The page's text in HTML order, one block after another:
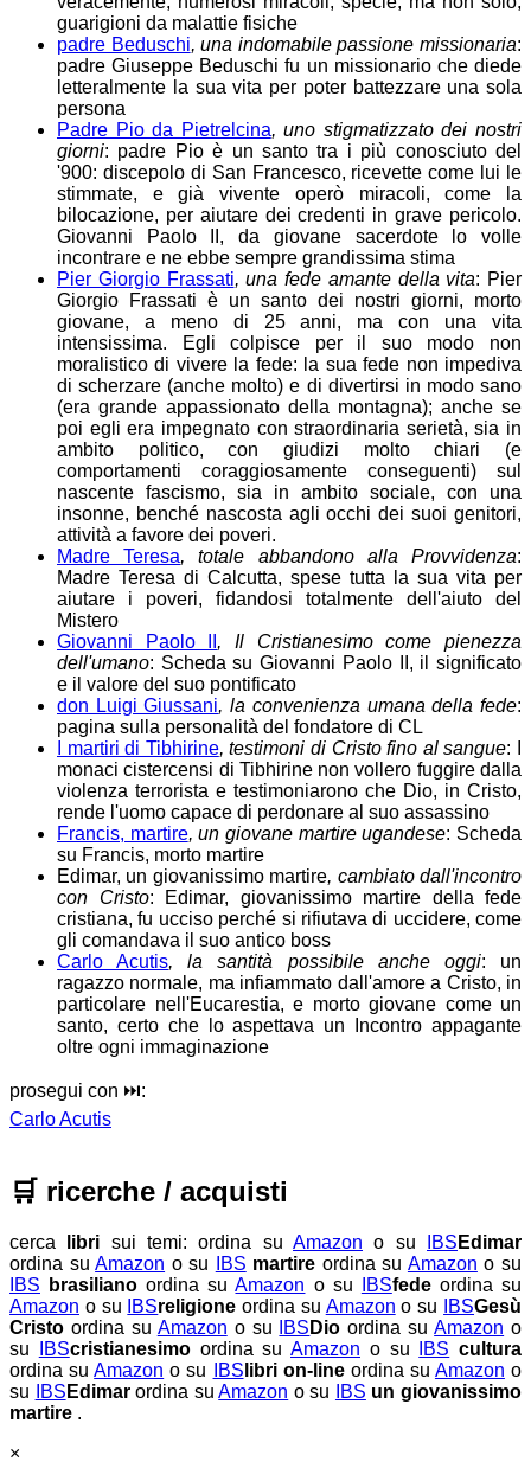
guarigioni da malattie fisiche
padre Beduschi, una indomabile passione missionaria:
padre Giuseppe Beduschi fu un missionario che diede
letteralmente la sua vita per poter battezzare una sola
persona
Padre Pio da Pietrelcina, uno stigmatizzato dei nostri
giorni: padre Pio è un santo tra i più conosciuto del
'900: discepolo di San Francesco, ricevette come lui le
stimmate, e già vivente operò miracoli, come la
bilocazione, per aiutare dei credenti in grave pericolo.
Giovanni Paolo II, da giovane sacerdote lo volle
incontrare e ne ebbe sempre grandissima stima
Pier Giorgio Frassati, una fede amante della vita: Pier
Giorgio Frassati è un santo dei nostri giorni, morto
giovane, a meno di 25 anni, ma con una vita
intensissima. Egli colpisce per il suo modo non
moralistico di vivere la fede: la sua fede non impediva
di scherzare (anche molto) e di divertirsi in modo sano
(era grande appassionato della montagna); anche se
poi egli era impegnato con straordinaria serietà, sia in
ambito politico, con giudizi molto chiari (e
comportamenti coraggiosamente conseguenti) sul
nascente fascismo, sia in ambito sociale, con una
insonne, benché nascosta agli occhi dei suoi genitori,
attività a favore dei poveri.
Madre Teresa, totale abbandono alla Provvidenza:
Madre Teresa di Calcutta, spese tutta la sua vita per
aiutare i poveri, fidandosi totalmente dell'aiuto del
Mistero
Giovanni Paolo II , Il Cristianesimo come pienezza
dell'umano: Scheda su Giovanni Paolo II, il significato
e il valore del suo pontificato
don Luigi Giussani, la convenienza umana della fede:
pagina sulla personalità del fondatore di CL
I martiri di Tibhirine, testimoni di Cristo fino al sangue: I
monaci cistercensi di Tibhirine non vollero fuggire dalla
violenza terrorista e testimoniarono che Dio, in Cristo,
rende l'uomo capace di perdonare al suo assassino
Francis, martire, un giovane martire ugandese: Scheda
su Francis, morto martire
Edimar, un giovanissimo martire, cambiato dall'incontro
con Cristo: Edimar, giovanissimo martire della fede
cristiana, fu ucciso perché si rifiutava di uccidere, come
gli comandava il suo antico boss
Carlo Acutis, la santità possibile anche oggi: un
ragazzo normale, ma infiammato dall'amore a Cristo, in
particolare nell'Eucarestia, e morto giovane come un
santo, certo che lo aspettava un Incontro appagante
oltre ogni immaginazione
prosegui con ⏭️:
Carlo Acutis
🛒 ricerche / acquisti
cerca libri sui temi:ordina suAmazon o su IBS Edimar
ordina suAmazon o su IBS martire ordina su Amazon o su
IBS brasiliano ordina suAmazon o su IBSfede ordina su
Amazon o su IBSreligione ordina su Amazon o su IBSGesù
Cristo ordina su Amazon o su IBS Dio ordina suAmazon o
su
IBScristianesimo ordina su Amazon o su IBS cultura
ordina suAmazon o su IBS libri on-line ordina su Amazon o
su
IBS Edimar ordina suAmazon o su IBS un giovanissimo
martire .
×